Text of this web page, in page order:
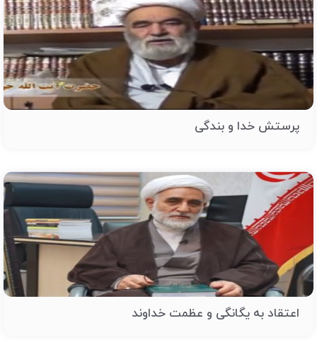
پرستش خدا و بندگی
اعتقاد به یگانگی و عظمت خداوند